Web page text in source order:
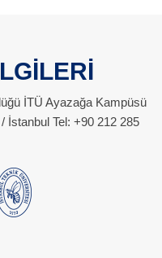
İTÜ Ayazağa Kampüsü
İstanbul Tel: +90 212 285